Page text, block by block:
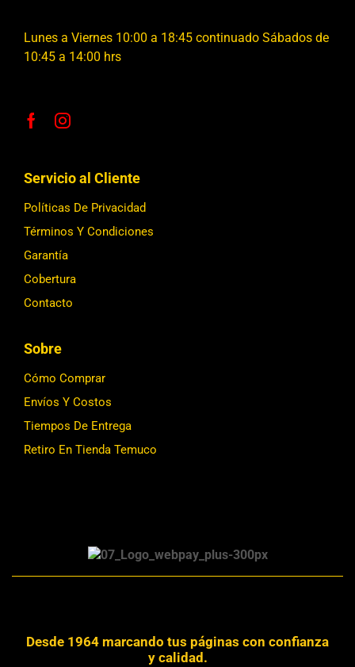
Lunes a Viernes 10:00 a 18:45 continuado Sábados de
10:45 a 14:00 hrs
Servicio al Cliente
Políticas De Privacidad
Términos Y Condiciones
Garantía
Cobertura
Contacto
Sobre
Cómo Comprar
Envíos Y Costos
Tiempos De Entrega
Retiro En Tienda Temuco
Desde 1964 marcando tus páginas con confianza
y calidad.